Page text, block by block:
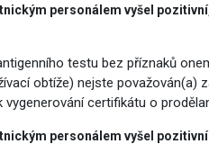
personálem vyšel
testu bez příznaků
obtíže) nejste považován(a)
certifikátu o
personálem vyšel